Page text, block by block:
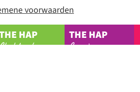
voorwaarden
HAP THE HAP
Camping